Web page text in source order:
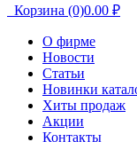
Корзина (0)0.00 ₽
О фирме
Новости
Статьи
Новинки
Хиты продаж
Акции
Контакты